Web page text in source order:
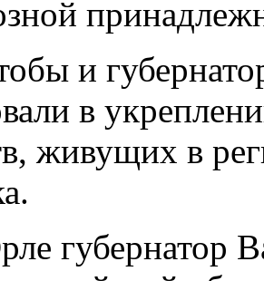
и
в
живущих в
губернатор